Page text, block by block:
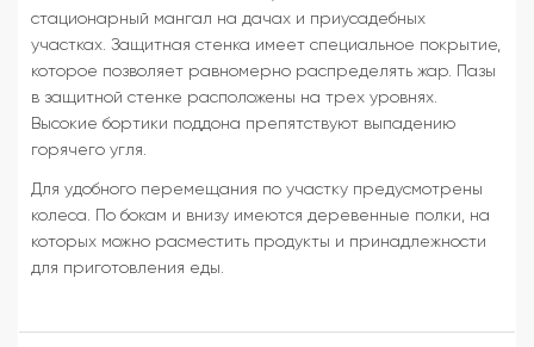
стационарный мангал на дачах и приусадебных
участках. Защитная стенка имеет специальное покрытие,
которое позволяет равномерно распределять жар. Пазы
в защитной стенке расположены на трех уровнях.
Высокие бортики поддона препятствуют выпадению
горячего угля.
Для удобного перемещания по участку предусмотрены
колеса. По бокам и внизу имеются деревенные полки, на
которых можно расместить продукты и принадлежности
для приготовления еды.